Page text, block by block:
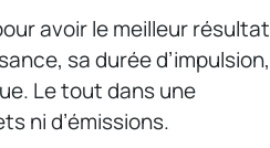
avoir le meilleur résultat
sa durée d’impulsion,
Le tout dans une
ni d’émissions.